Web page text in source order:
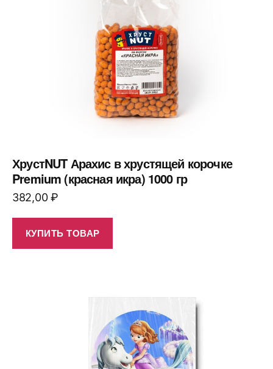
ХрустNUT Арахис в хрустящей корочке
Premium (красная икра) 1000 гр
382,00₽
КУПИТЬ ТОВАР